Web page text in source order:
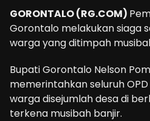
GORONTALO (RG.COM)
Gorontalo melakukan siaga
warga yang ditimpah
Bupati Gorontalo Nelson
memerintahkan seluruh
warga disejumlah desa di
terkena musibah banjir.